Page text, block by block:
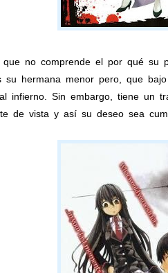
no comprende el por qué
hermana menor pero, que
infierno. Sin embargo, tiene un
de vista y así su deseo sea